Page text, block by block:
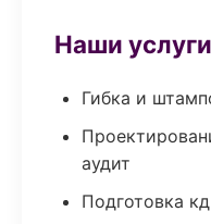
Наши услуги
Гибка и
аудит
Подготовка